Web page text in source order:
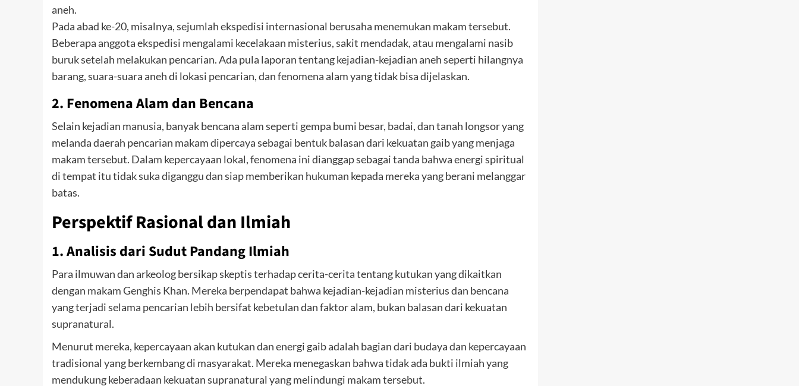
aneh.
Pada abad ke-20, misalnya, sejumlah ekspedisi internasional berusaha menemukan makam tersebut.
Beberapa anggota ekspedisi mengalami kecelakaan misterius, sakit mendadak, atau mengalami nasib
buruk setelah melakukan pencarian. Ada pula laporan tentang kejadian-kejadian aneh seperti hilangnya
barang, suara-suara aneh di lokasi pencarian, dan fenomena alam yang tidak bisa dijelaskan.
2. Fenomena Alam dan Bencana
Selain kejadian manusia, banyak bencana alam seperti gempa bumi besar, badai, dan tanah longsor yang
melanda daerah pencarian makam dipercaya sebagai bentuk balasan dari kekuatan gaib yang menjaga
makam tersebut. Dalam kepercayaan lokal, fenomena ini dianggap sebagai tanda bahwa energi spiritual
di tempat itu tidak suka diganggu dan siap memberikan hukuman kepada mereka yang berani melanggar
batas.
Perspektif Rasional dan Ilmiah
1. Analisis dari Sudut Pandang Ilmiah
Para ilmuwan dan arkeolog bersikap skeptis terhadap cerita-cerita tentang kutukan yang dikaitkan
dengan makam Genghis Khan. Mereka berpendapat bahwa kejadian-kejadian misterius dan bencana
yang terjadi selama pencarian lebih bersifat kebetulan dan faktor alam, bukan balasan dari kekuatan
supranatural.
Menurut mereka, kepercayaan akan kutukan dan energi gaib adalah bagian dari budaya dan kepercayaan
tradisional yang berkembang di masyarakat. Mereka menegaskan bahwa tidak ada bukti ilmiah yang
mendukung keberadaan kekuatan supranatural yang melindungi makam tersebut.